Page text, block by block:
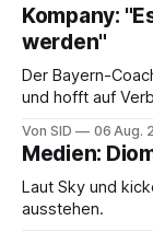
Kompany:
werden"
Der Bayern-
und hofft auf
Von SID 06 Aug.
Medien:
Laut Sky und
ausstehen.